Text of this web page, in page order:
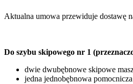
Aktualna umowa przewiduje dostawę
Do szybu skipowego nr 1
dwie dwubębnowe skipowe
jedna jednobębnowa